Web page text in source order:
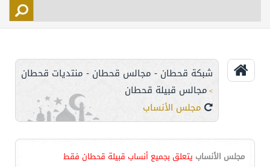
التحكم
شبكة قحطان - مجالس قحطان - منتديات قحطان
> مجالس قبيلة قحطان
مجلس الأنساب
مجلس الأنساب يتعلق بجميع أنساب قبيلة قحطان فقط